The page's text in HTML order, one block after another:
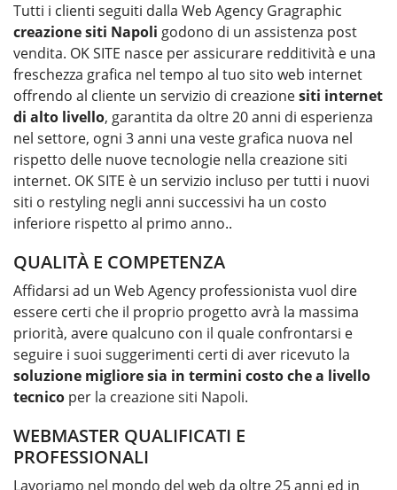
Tutti i clienti seguiti dalla Web Agency Gragraphic
creazione siti Napoli godono di un assistenza post
vendita. OK SITE nasce per assicurare redditività e una
freschezza grafica nel tempo al tuo sito web internet
offrendo al cliente un servizio di creazionesiti internet
di alto livello, garantita da oltre 20 anni di esperienza
nel settore, ogni 3 anni una veste grafica nuova nel
rispetto delle nuove tecnologie nella creazione siti
internet. OK SITE è un servizio incluso per tutti i nuovi
siti o restyling negli anni successivi ha un costo
inferiore rispetto al primo anno..
QUALITÀ E COMPETENZA
Affidarsi ad un Web Agency professionista vuol dire
essere certi che il proprio progetto avrà la massima
priorità, avere qualcuno con il quale confrontarsi e
seguire i suoi suggerimenti certi di aver ricevuto la
soluzione migliore sia in termini costo che a livello
tecnico per la creazione siti Napoli.
WEBMASTER QUALIFICATI E
PROFESSIONALI
Lavoriamo nel mondo del web da oltre 25 anni ed in